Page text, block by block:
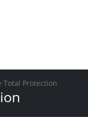
Total Protection